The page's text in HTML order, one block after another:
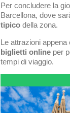
Per concludere la
Barcellona, dove
tipico della zona.
Le attrazioni appena
biglietti online per
tempi di viaggio.